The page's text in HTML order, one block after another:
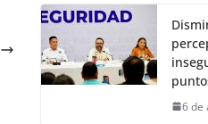
6 de